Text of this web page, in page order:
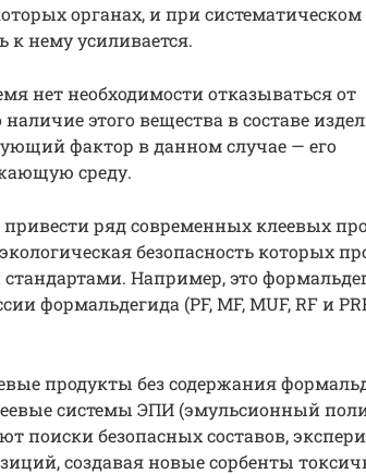
органах, и при систематическом
к нему усиливается.
нет необходимости отказываться от
этого вещества в составе
фактор в данном случае — его
среду.
ряд современных клеевых
безопасность которых
Например, это
формальдегида (PF, MF, MUF, RF и
продукты без содержания
системы ЭПИ (эмульсионный
поиски безопасных составов,
создавая новые сорбенты